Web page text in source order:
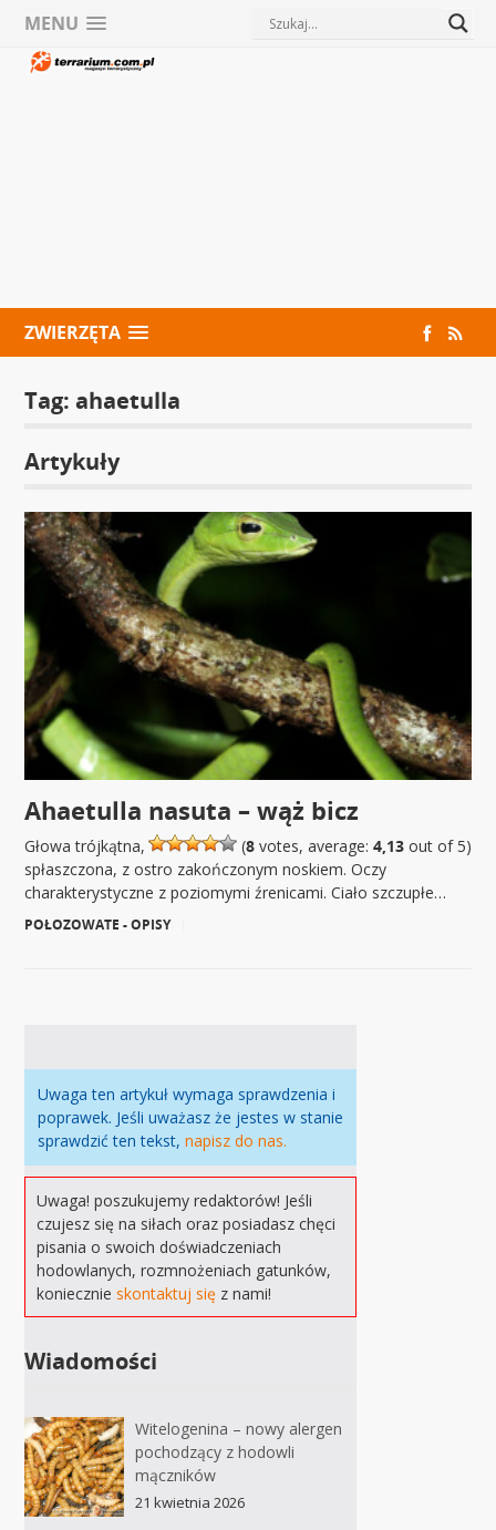
MENU
ZWIERZĘTA
Tag: ahaetulla
Artykuły
Ahaetulla nasuta – wąż bicz
(8votes, average: 4,13out of 5)
Głowa trójkątna,
spłaszczona, z ostro zakończonym noskiem. Oczy
charakterystyczne z poziomymi źrenicami. Ciało szczupłe…
POŁOZOWATE - OPISY
Uwaga ten artykuł wymaga sprawdzenia i
poprawek. Jeśli uważasz że jestes w stanie
sprawdzić ten tekst,napisz do nas.
Uwaga! poszukujemy redaktorów! Jeśli
czujesz się na siłach oraz posiadasz chęci
pisania o swoich doświadczeniach
hodowlanych, rozmnożeniach gatunków,
koniecznieskontaktuj się z nami!
Wiadomości
Witelogenina – nowy alergen
pochodzący z hodowli
mączników
21 kwietnia 2026